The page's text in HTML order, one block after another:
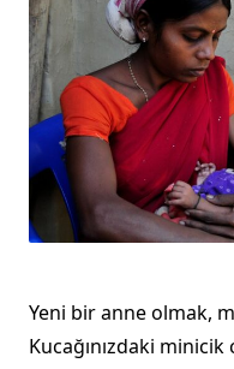
Yeni bir anne olmak,
Kucağınızdaki